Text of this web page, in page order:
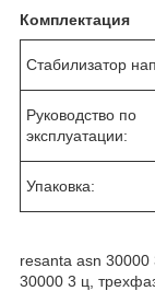
Комплектация
Стабилизатор
Руководство по
эксплуатации:
Упаковка:
resanta asn 30000
30000 3 ц,